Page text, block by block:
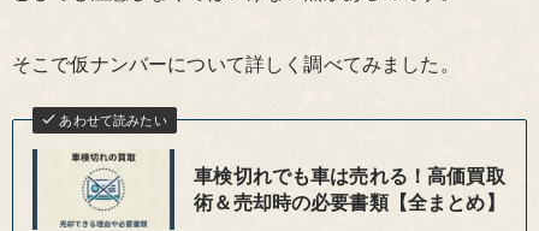
そこで仮ナンバーについて詳しく調べてみました。
あわせて読みたい
車検切れでも車は売れる！高価買取
術＆売却時の必要書類【全まとめ】